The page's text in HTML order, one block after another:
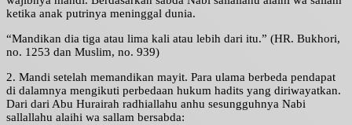
ketika anak putrinya meninggal dunia.
“Mandikan dia tiga atau lima kali atau lebih dari itu.” (HR. Bukhori,
no. 1253 dan Muslim, no. 939)
2. Mandi setelah memandikan mayit. Para ulama berbeda pendapat
di dalamnya mengikuti perbedaan hukum hadits yang diriwayatkan.
Dari dari Abu Hurairah radhiallahu anhu sesungguhnya Nabi
sallallahu alaihi wa sallam bersabda: